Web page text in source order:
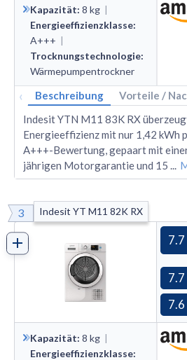
Kapazität: 8 kg |
Energieeffizienzklasse:
A+++ |
Trocknungstechnologie:
Wärmepumpen­trockner
‹ Beschreibung Vorteile /
Indesit YTN M11 83K RX
Energieeffizienz mit nur 1,42 kWh
A+++-Bewertung, gepaart mit
jährigen Motorgarantie und 15 ...
3 Indesit YT M11 82K RX
7.7
7.7
7.6
Kapazität: 8 kg |
Energieeffizienzklasse: